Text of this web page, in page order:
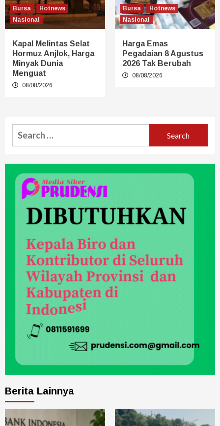
Bursa
Hotnews
Nasional
Kapal Melintas Selat
Hormuz Anjlok, Harga
Minyak Dunia
Menguat
08/08/2026
Bursa
Hotnews
Nasional
Harga Emas
Pegadaian 8 Agustus
2026 Tak Berubah
08/08/2026
Berita Lainnya